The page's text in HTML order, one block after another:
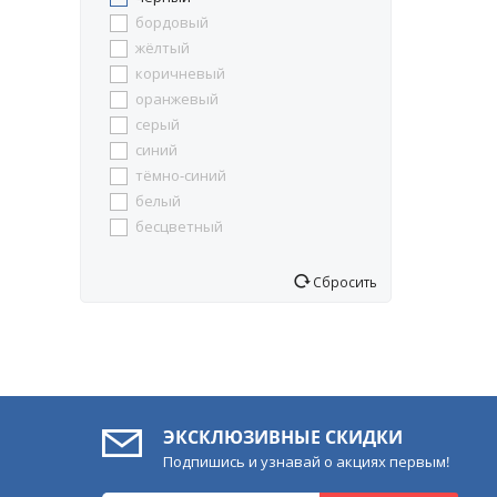
B64
B66
B9
B92
B94
B96
E61
E63
E65
EZ-BETA
EZ-FOUR
EZ-ONE
бордовый
жёлтый
коричневый
оранжевый
серый
синий
тёмно-синий
белый
бесцветный
Сбросить
ЭКСКЛЮЗИВНЫЕ СКИДКИ
Подпишись и узнавай о акциях первым!